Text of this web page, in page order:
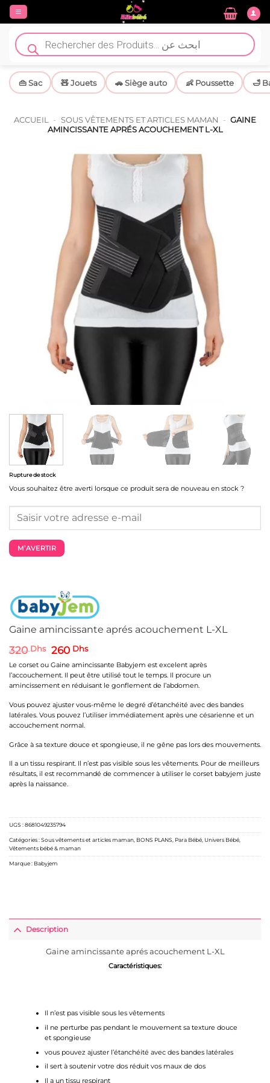
Passer
contenu
Recherche
de
produits
👜 Sac 🧸 Jouets 🚗 Siège auto 👶 Poussette 🛁
ACCUEIL - SOUS VÊTEMENTS ET ARTICLES MAMAN - GAINE
AMINCISSANTE APRÉS ACOUCHEMENT L-XL
Gaine amincissante aprés acouchement L-XL
320Dhs Le
prix
initial
était :
320 Dhs.
260 DhsLe
prix
actuel
est :
260 Dhs.
Le corset ou Gaine amincissante Babyjem est excelent après
l’accouchement. Il peut être utilisé tout le temps. Il procure un
amincissement en réduisant le gonflement de l’abdomen.
Vous pouvez ajuster vous-même le degré d’étanchéité avec des bandes
latérales. Vous pouvez l’utiliser immédiatement après une césarienne et un
accouchement normal.
Grâce à sa texture douce et spongieuse, il ne gêne pas lors des mouvements.
Il a un tissu respirant. Il n’est pas visible sous les vêtements. Pour de meilleurs
résultats, il est recommandé de commencer à utiliser le corset babyjem juste
après la naissance.
Rupture de stock
Vous souhaitez être averti lorsque ce produit sera de nouveau en stock ?
M’AVERTIR
UGS :8681049235794
Catégories :Sous vêtements et articles maman BONS PLANS Para Bébé Univers Bébé
Vêtements bébé & maman
Marque : Babyjem
Description
Gaine amincissante aprés acouchement L-XL
Caractéristiques:
Il n’est pas visible sous les vêtements
il ne perturbe pas pendant le mouvement sa texture douce
et spongieuse
vous pouvez ajuster l’étanchéité avec des bandes latérales
il sert à soutenir votre dos réduit vos maux de dos
Il a un tissu respirant